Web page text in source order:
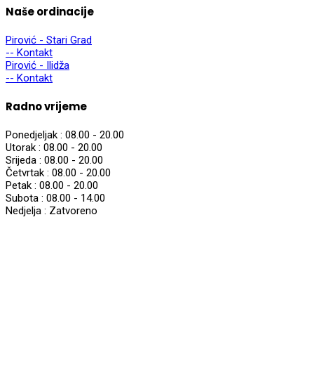
Naše ordinacije
Pirović - Stari Grad
-- Kontakt
Pirović - Ilidža
-- Kontakt
Radno vrijeme
Ponedjeljak : 08.00 - 20.00
Utorak : 08.00 - 20.00
Srijeda : 08.00 - 20.00
Četvrtak : 08.00 - 20.00
Petak : 08.00 - 20.00
Subota : 08.00 - 14.00
Nedjelja : Zatvoreno